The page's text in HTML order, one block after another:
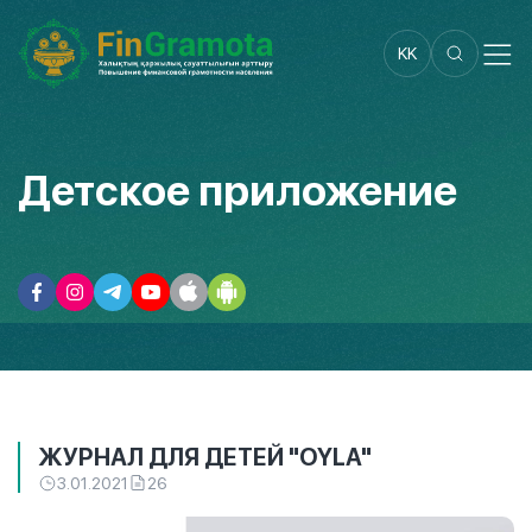
KK
Детское приложение
ЖУРНАЛ ДЛЯ ДЕТЕЙ "OYLA"
3.01.2021 26